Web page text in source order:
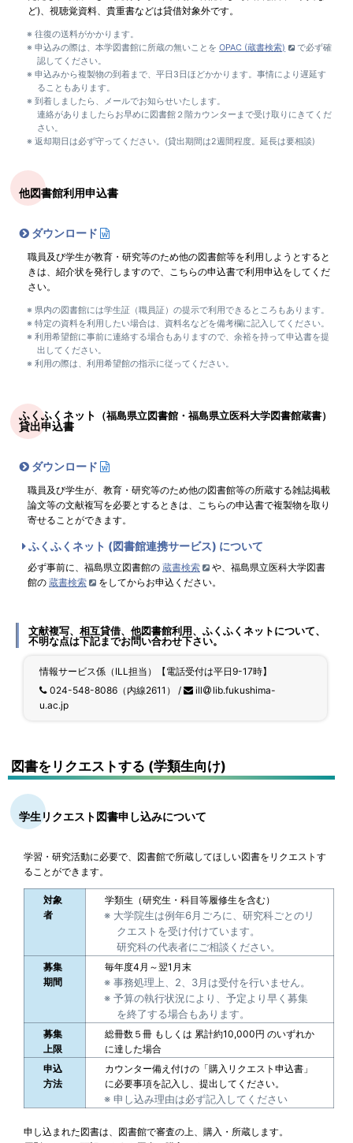
ど)、視聴覚資料、貴重書などは貸借対象外です。
往復の送料がかかります。
申込みの際は、本学図書館に所蔵の無いことをOPAC (蔵書検索)
で必ず確
認してください。
申込みから複製物の到着まで、平日3日ほどかかります。事情により遅延す
ることもあります。
到着しましたら、メールでお知らせいたします。
連絡がありましたらお早めに図書館２階カウンターまで受け取りにきてくだ
さい。
返却期日は必ず守ってください。(貸出期間は2週間程度。延長は要相談)
他図書館利用申込書
ダウンロード
職員及び学生が教育・研究等のため他の図書館等を利用しようとすると
きは、紹介状を発行しますので、こちらの申込書で利用申込をしてくだ
さい。
県内の図書館には学生証（職員証）の提示で利用できるところもあります。
特定の資料を利用したい場合は、資料名などを備考欄に記入してください。
利用希望館に事前に連絡する場合もありますので、余裕を持って申込書を提
出してください。
利用の際は、利用希望館の指示に従ってください。
ふくふくネット （福島県立図書館 ・福島県立医科大学図書館蔵書）
貸出申込書
ダウンロード
職員及び学生が、教育・研究等のため他の図書館等の所蔵する雑誌掲載
論文等の文献複写を必要とするときは、こちらの申込書で複製物を取り
寄せることができます。
ふくふくネット (図書館連携サービス) について
必ず事前に、福島県立図書館の 蔵書検索
や、福島県立医科大学図書
館の 蔵書検索 をしてからお申込ください。
文献複写、相互貸借、他図書館利用、ふくふくネットについて、
不明な点は下記までお問い合わせ下さい。
情報サービス係（ILL担当）【電話受付は平日9-17時】
024-548-8086（内線2611） /
ill
lib.fukushima-
u.ac.jp
図書をリクエストする (学類生向け)
学生リクエスト図書申し込みについて
学習・研究活動に必要で、図書館で所蔵してほしい図書をリクエストす
ることができます。
対象
者
学類生（研究生・科目等履修生を含む）
大学院生は例年6月ごろに、研究科ごとのリ
クエストを受け付けています。
研究科の代表者にご相談ください。
募集
期間
毎年度4月～翌1月末
事務処理上、2、3月は受付を行いません。
予算の執行状況により、予定より早く募集
を終了する場合もあります。
募集
上限
総冊数５冊 もしくは 累計約10,000円 のいずれか
に達した場合
申込
方法
カウンター備え付けの「購入リクエスト申込書」
に必要事項を記入し、提出してください。
申し込み理由は必ず記入してください
申し込まれた図書は、図書館で審査の上、購入・所蔵します。